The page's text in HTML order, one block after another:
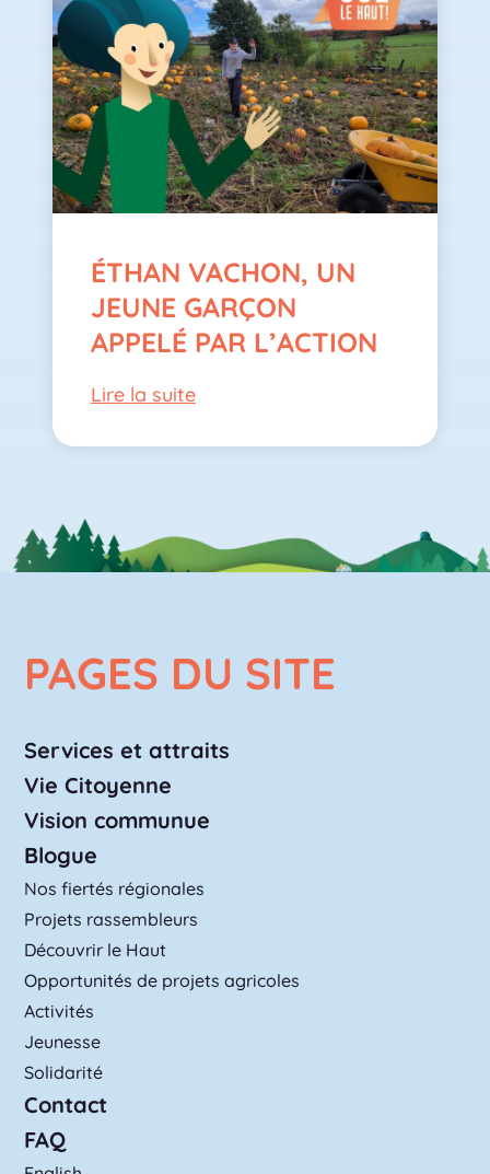
ÉTHAN VACHON, UN
JEUNE GARÇON
APPELÉ PAR L’ACTION
Lire la suite
PAGES DU SITE
Services et attraits
Vie Citoyenne
Vision communue
Blogue
Nos fiertés régionales
Projets rassembleurs
Découvrir le Haut
Opportunités de projets agricoles
Activités
Jeunesse
Solidarité
Contact
FAQ